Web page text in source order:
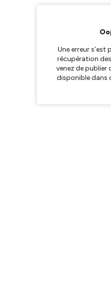
Une erreur
récupération
venez de publier
disponible dans